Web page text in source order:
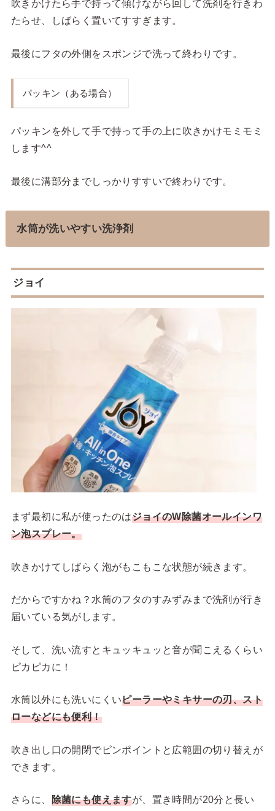
吹きかけたら手で持って傾けながら回して洗剤を行きわ
たらせ、しばらく置いてすすぎます。
最後にフタの外側をスポンジで洗って終わりです。
パッキン（ある場合）
パッキンを外して手で持って手の上に吹きかけモミモミ
します^^
最後に溝部分までしっかりすすいで終わりです。
水筒が洗いやすい洗浄剤
ジョイ
まず最初に私が使ったのはジョイのW除菌オールインワ
ン泡スプレー。
吹きかけてしばらく泡がもこもこな状態が続きます。
だからですかね？水筒のフタのすみずみまで洗剤が行き
届いている気がします。
そして、洗い流すとキュッキュッと音が聞こえるくらい
ピカピカに！
水筒以外にも洗いにくいピーラーやミキサーの刃、スト
ローなどにも便利！
吹き出し口の開閉でピンポイントと広範囲の切り替えが
できます。
さらに、 除菌にも使えますが、置き時間が20分と長い